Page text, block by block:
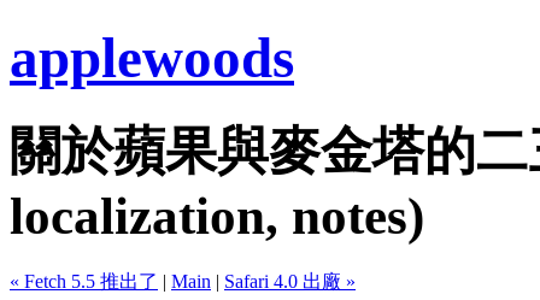
applewoods
關於蘋果與麥金塔的
localization, notes)
« Fetch 5.5 推出了 | Main | Safari 4.0 出廠 »